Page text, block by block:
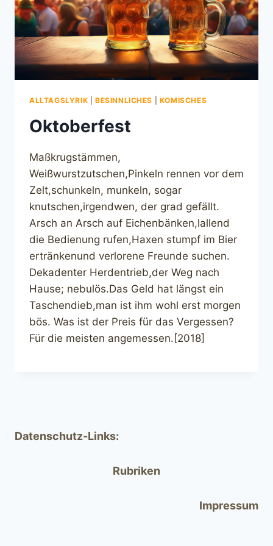
ALLTAGSLYRIK BESINNLICHES KOMISCHES
Oktoberfest
Maßkrugstämmen,
Weißwurstzutschen,Pinkeln rennen vor dem
Zelt,schunkeln, munkeln, sogar
knutschen,irgendwen, der grad gefällt.
Arsch an Arsch auf Eichenbänken,lallend
die Bedienung rufen,Haxen stumpf im Bier
ertränkenund verlorene Freunde suchen.
Dekadenter Herdentrieb,der Weg nach
Hause; nebulös.Das Geld hat längst ein
Taschendieb,man ist ihm wohl erst morgen
bös. Was ist der Preis für das Vergessen?
Für die meisten angemessen.[2018]
Datenschutz-Links:
Rubriken
Impressum